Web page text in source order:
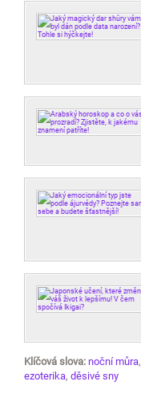
Klíčová slova: noční můra,
ezoterika, děsivé sny